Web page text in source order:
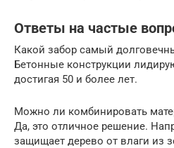
Ответы на частые
Какой забор самый
Бетонные конструкции
достигая 50 и более лет.
Можно ли комбинировать
Да, это отличное решение.
защищает дерево от влаги из